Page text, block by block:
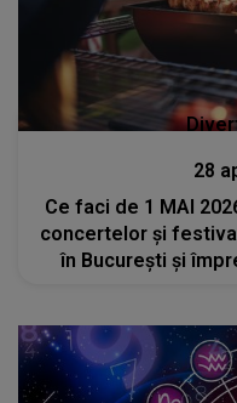
28
Ce faci de 1 MAI
concertelor și
în București și